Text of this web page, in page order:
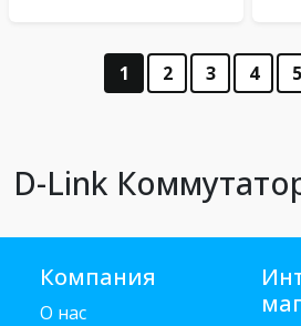
1 2 3 4 5
D-Link
Компания
О нас